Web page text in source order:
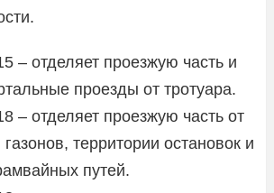
– отделяет проезжую часть и
проезды от тротуара.
– отделяет проезжую часть от
газонов, территории остановок и
путей.